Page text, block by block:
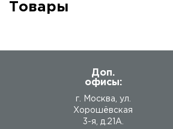
Товары
Доп.
офисы:
г. Москва, ул.
Хорошёвская
3-я, д.21А.